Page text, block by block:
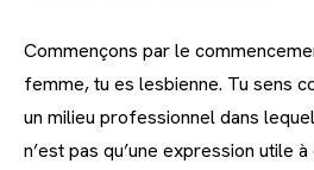
Commençons par le
femme, tu es lesbienne. Tu sens
un milieu professionnel dans
n’est pas qu’une expression utile